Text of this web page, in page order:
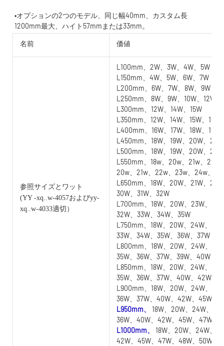
•オプションの2つのモデル、同じ幅40mm、カスタム長
名前 価値
参照サイズとワット
(YY -xq..w-4057およびyy-
xq..w-4033適切）
L100mm、2W、3W、4W、5W
L150mm、4W、5W、6W、7W
L200mm、6W、7W、8W、9W、
L250mm、8W、9W、10W、12W
L300mm、12W、14W、15W
L350mm、12W、14W、15W、16W
L400mm、16W、17W、18W、19W
L450mm、18W、19W、20W、
L500mm、18W、19W、20W、
L550mm、18w、20w、21w、
20w、21w、22w、23w、24w、
L650mm、18W、20W、21W、
30W、31W、32W
L700mm、18W、20W、23W、
32W、33W、34W、35W
L750mm、18W、20W、24W、
33W、34W、35W、36W、37W
L800mm、18W、20W、24W、
35W、36W、37W、39W、40W
L850mm、18W、20W、24W、
35W、36W、37W、40W、42W
L900mm、18W、20W、24W、
36W、37W、40W、42W、45W
L950mm、 18W、20W、24W、
36W、40W、42W、45W、47W
L1000mm、 18W、20W、24W、
42W、45W、47W、48W、50W